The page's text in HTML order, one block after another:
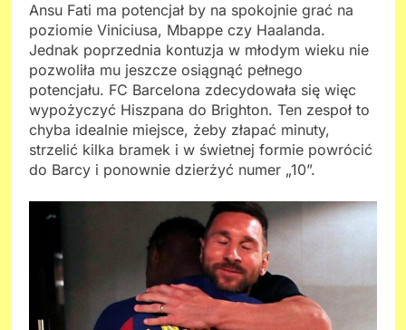
Ansu Fati ma potencjał by na spokojnie grać na
poziomie Viniciusa, Mbappe czy Haalanda.
Jednak poprzednia kontuzja w młodym wieku nie
pozwoliła mu jeszcze osiągnąć pełnego
potencjału. FC Barcelona zdecydowała się więc
wypożyczyć Hiszpana do Brighton. Ten zespoł to
chyba idealnie miejsce, żeby złapać minuty,
strzelić kilka bramek i w świetnej formie powrócić
do Barcy i ponownie dzierżyć numer „10”.